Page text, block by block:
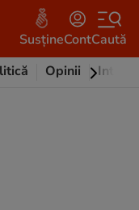
SusțineContCaută
Opinii